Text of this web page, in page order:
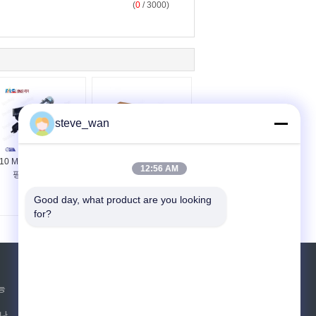
(0 / 3000)
M3/h 5.5/7.5kW 펌
핑 모터 전력
3~10m3/h 유동 용량
6mm 분자 원활한 펌핑
steve_wan
12:56 AM
Good day, what product are you looking
for?